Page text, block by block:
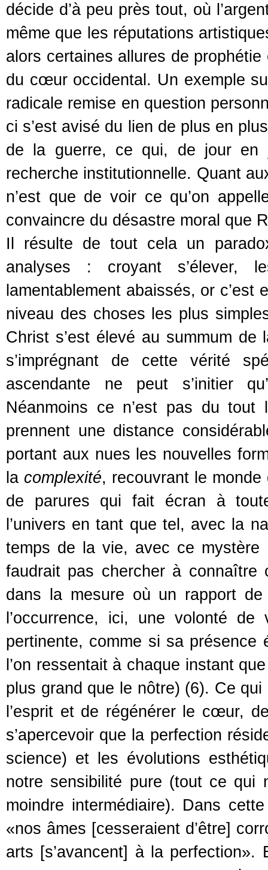
décide d’à peu près tout, où
même que les réputations
alors certaines allures de
du cœur occidental. Un exemple
radicale remise en question
ci s’est avisé du lien de plus en
de la guerre, ce qui, de jour en
recherche institutionnelle. Quant
n’est que de voir ce qu’on
convaincre du désastre moral que
Il résulte de tout cela un
analyses : croyant s’élever,
lamentablement abaissés, or c’est
niveau des choses les plus
Christ s’est élevé au summum
s’imprégnant de cette vérité
ascendante ne peut s’initier
Néanmoins ce n’est pas du tout
prennent une distance
portant aux nues les nouvelles
la complexité, recouvrant le monde
de parures qui fait écran à
l’univers en tant que tel, avec la
temps de la vie, avec ce mystère
faudrait pas chercher à
dans la mesure où un rapport
l’occurrence, ici, une volonté
pertinente, comme si sa
l’on ressentait à chaque instant
plus grand que le nôtre) (6). Ce
l’esprit et de régénérer le cœur,
s’apercevoir que la perfection
science) et les évolutions
notre sensibilité pure (tout ce qui
moindre intermédiaire). Dans
«nos âmes [cesseraient d’être]
arts [s’avancent] à la perfection».